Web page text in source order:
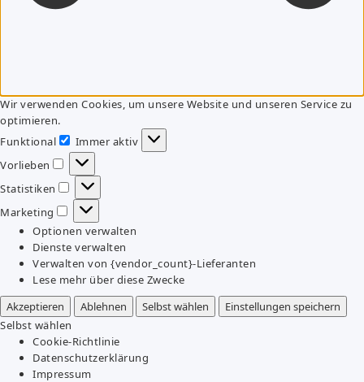
Wir verwenden Cookies, um unsere Website und unseren Service zu
optimieren.
Funktional
Funktional
Immer aktiv
Vorlieben
Vorlieben
Statistiken
Statistiken
Marketing
Marketing
Optionen verwalten
Dienste verwalten
Verwalten von {vendor_count}-Lieferanten
Lese mehr über diese Zwecke
Akzeptieren
Ablehnen Selbst wählen
Einstellungen speichern
Selbst wählen
Cookie-Richtlinie
Datenschutzerklärung
Impressum